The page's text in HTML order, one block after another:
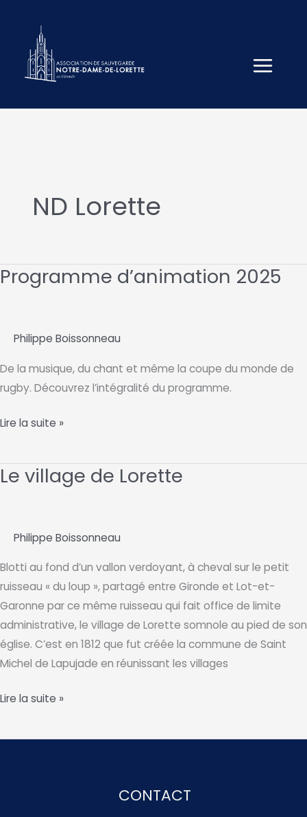
contenu
ND Lorette
Programme d’animation 2025
Philippe Boissonneau
De la musique, du chant et même la coupe du monde de
rugby. Découvrez l’intégralité du programme.
Programme
2025
Lire la suite »
Le village de Lorette
Philippe Boissonneau
Blotti au fond d’un vallon verdoyant, à cheval sur le petit
ruisseau « du loup », partagé entre Gironde et Lot-et-
Garonne par ce même ruisseau qui fait office de limite
administrative, le village de Lorette somnole au pied de son
église. C’est en 1812 que fut créée la commune de Saint
Michel de Lapujade en réunissant les villages
Le
de
Lire la suite »
CONTACT